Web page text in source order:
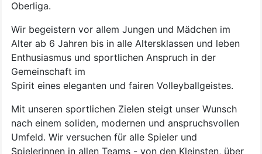
Oberliga.
Wir begeistern vor allem Jungen und Mädchen im
Alter ab 6 Jahren bis in alle Altersklassen und leben
Enthusiasmus und sportlichen Anspruch in der
Gemeinschaft im
Spirit eines eleganten und fairen Volleyballgeistes.
Mit unseren sportlichen Zielen steigt unser Wunsch
nach einem soliden, modernen und anspruchsvollen
Umfeld. Wir versuchen für alle Spieler und
Spielerinnen in allen Teams - von den Kleinsten, über